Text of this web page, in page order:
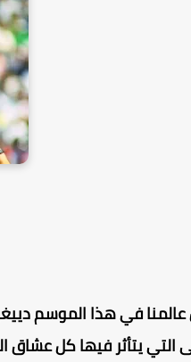
في هذا الموسم
التي يتأثر فيها كل عشاق